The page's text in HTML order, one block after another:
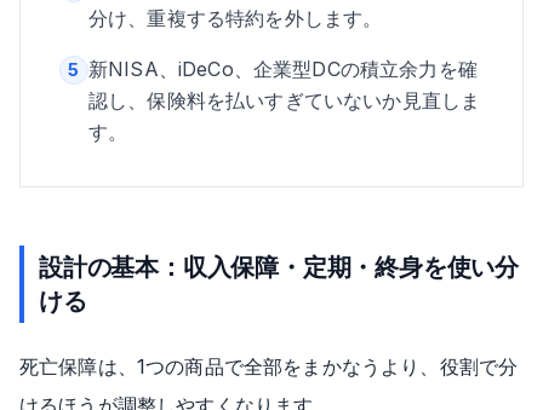
分け、重複する特約を外します。
5 新NISA、iDeCo、企業型DCの積立余力を確
認し、保険料を払いすぎていないか見直しま
す。
設計の基本：収入保障・定期・終身を使い分
ける
死亡保障は、1つの商品で全部をまかなうより、役割で分
けるほうが調整しやすくなります。